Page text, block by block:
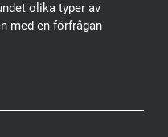
olika typer av
med en förfrågan